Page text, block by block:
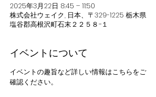
2025年3月22日 8:45 – 11:50
株式会社ウェイク, 日本、〒329-1225 栃木県
塩谷郡高根沢町石末２２５８−１
イベントについて
イベントの趣旨など詳しい情報はこちらをご
確認ください。